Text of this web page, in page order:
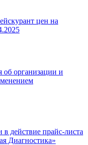
цен на
организации и
действие прайс-листа
Диагностика»